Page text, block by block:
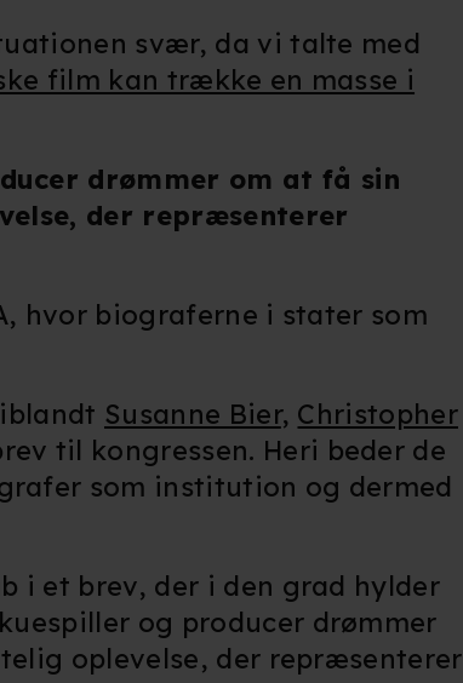
svær, da vi talte med
film kan trække en masse i
drømmer om at få sin
der repræsenterer
hvor biograferne i stater som
Susanne Bier, Christopher
til kongressen. Heri beder de
som institution og dermed
i et brev, der i den grad hylder
og producer drømmer
oplevelse, der repræsenterer